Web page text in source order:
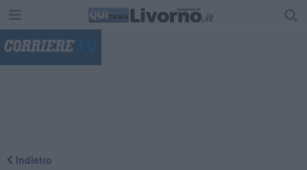
Indietro